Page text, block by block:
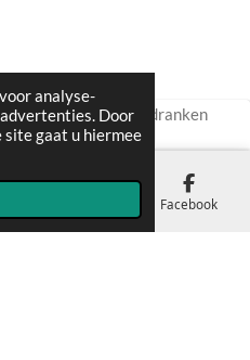
analyse-
Door
site gaat u hiermee
alcoholhoudende dranken
Facebook